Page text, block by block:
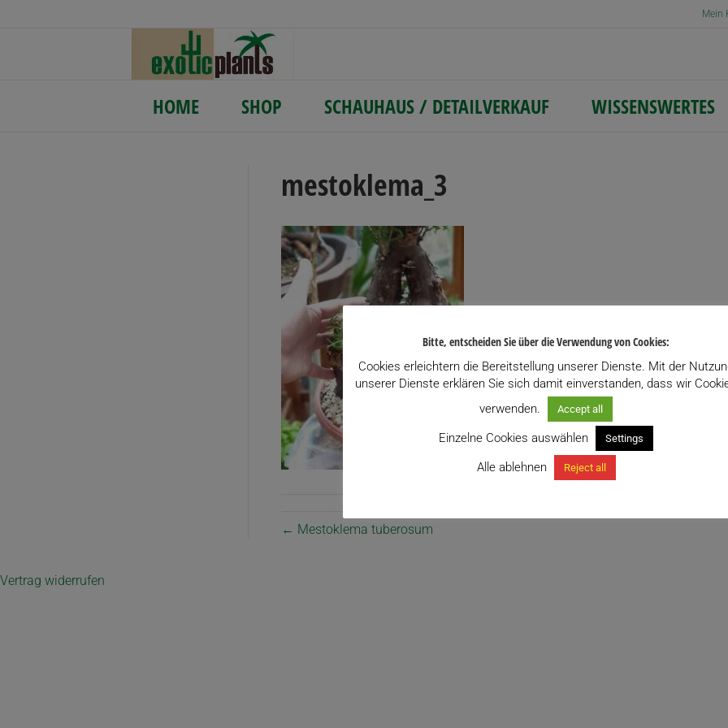
Mein
HOME SHOP SCHAUHAUS / DETAILVERKAUF WISSENSWERTES
mestoklema_3
← Mestoklema tuberosum
Vertrag widerrufen
Bitte, entscheiden Sie über die Verwendung von Cookies:
Cookies erleichtern die Bereitstellung unserer Dienste. Mit der
unserer Dienste erklären Sie sich damit einverstanden, dass wir
verwenden.
Accept all
Einzelne Cookies auswählen Settings
Alle ablehnen Reject all